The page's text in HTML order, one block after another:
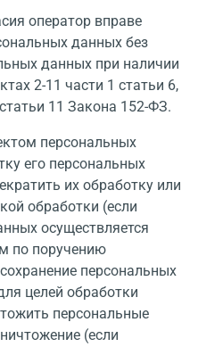
оператор вправе
данных без
данных при наличии
2-11 части 1 статьи 6,
11 Закона 152-ФЗ.
персональных
его пер­сональных
их обработку или
обработки (если
осуществляется
по поручению
персональных
целей обработки
персональные
(если